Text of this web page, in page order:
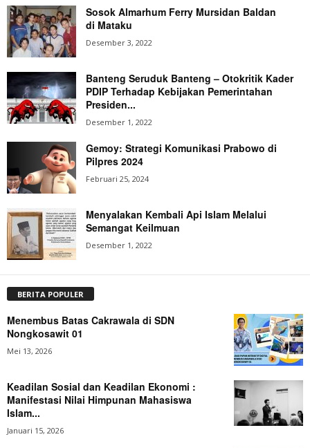
Sosok Almarhum Ferry Mursidan Baldan
di Mataku
Desember 3, 2022
Banteng Seruduk Banteng – Otokritik Kader
PDIP Terhadap Kebijakan Pemerintahan
Presiden...
Desember 1, 2022
Gemoy: Strategi Komunikasi Prabowo di
Pilpres 2024
Februari 25, 2024
Menyalakan Kembali Api Islam Melalui
Semangat Keilmuan
Desember 1, 2022
BERITA POPULER
Menembus Batas Cakrawala di SDN
Nongkosawit 01
Mei 13, 2026
Keadilan Sosial dan Keadilan Ekonomi :
Manifestasi Nilai Himpunan Mahasiswa
Islam...
Januari 15, 2026